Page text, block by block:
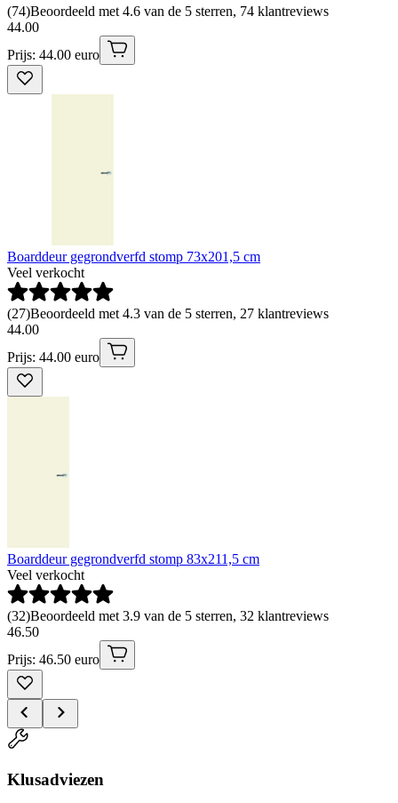
(74)Beoordeeld met 4.6 van de 5 sterren, 74 klantreviews
44.00
Prijs: 44.00 euro
Boarddeur gegrondverfd stomp 73x201,5 cm
Veel verkocht
(27)Beoordeeld met 4.3 van de 5 sterren, 27 klantreviews
44.00
Prijs: 44.00 euro
Boarddeur gegrondverfd stomp 83x211,5 cm
Veel verkocht
(32)Beoordeeld met 3.9 van de 5 sterren, 32 klantreviews
46.50
Prijs: 46.50 euro
Klusadviezen